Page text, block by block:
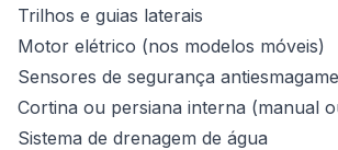
Trilhos e guias laterais
Motor elétrico (nos modelos móveis)
Sensores de segurança
Cortina ou persiana interna (manual
Sistema de drenagem de água